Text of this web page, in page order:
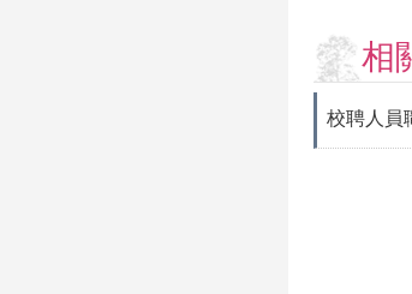
相
校聘人員